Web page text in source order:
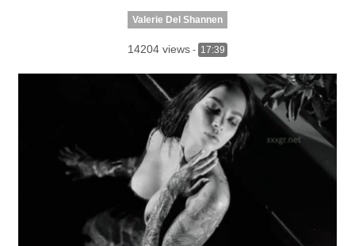
Valerie Del Shannen
14204 views - 17:39